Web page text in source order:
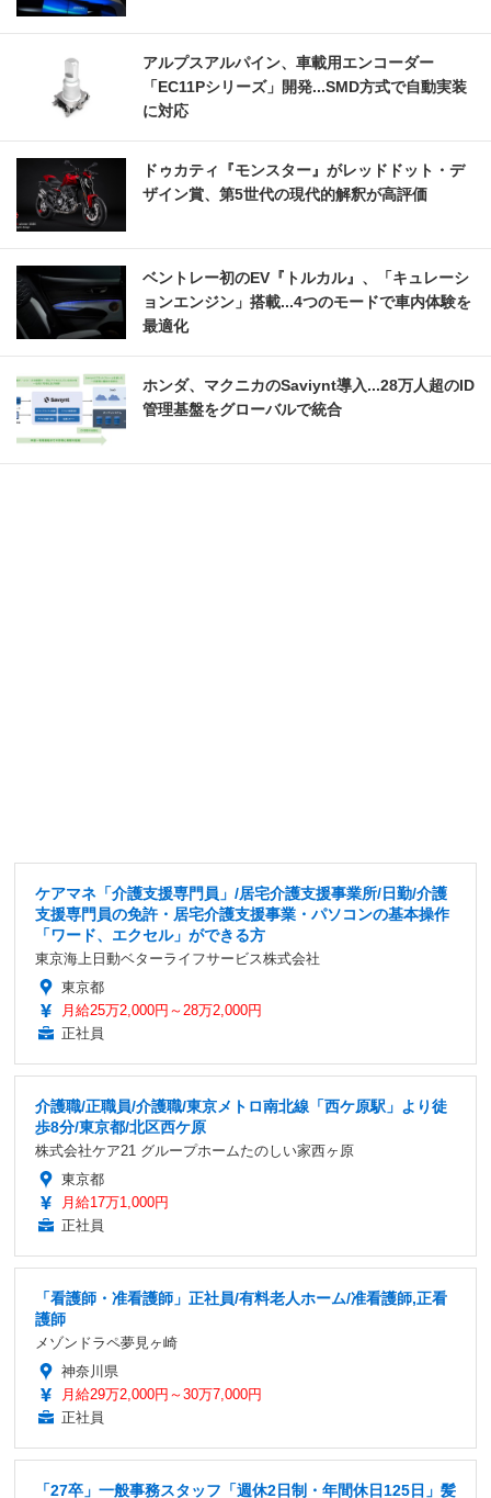
アルプスアルパイン、車載用エンコーダー
「EC11Pシリーズ」開発...SMD方式で自動実装
に対応
ドゥカティ『モンスター』がレッドドット・デ
ザイン賞、第5世代の現代的解釈が高評価
ベントレー初のEV『トルカル』、「キュレーシ
ョンエンジン」搭載...4つのモードで車内体験を
最適化
ホンダ、マクニカのSaviynt導入...28万人超のID
管理基盤をグローバルで統合
ケアマネ「介護支援専門員」/居宅介護支援事業所/日勤/介護
支援専門員の免許・居宅介護支援事業・パソコンの基本操作
「ワード、エクセル」ができる方
東京海上日動ベターライフサービス株式会社
東京都
月給25万2,000円～28万2,000円
正社員
介護職/正職員/介護職/東京メトロ南北線「西ケ原駅」より徒
歩8分/東京都/北区西ケ原
株式会社ケア21 グループホームたのしい家西ヶ原
東京都
月給17万1,000円
正社員
「看護師・准看護師」正社員/有料老人ホーム/准看護師,正看
護師
メゾンドラペ夢見ヶ崎
神奈川県
月給29万2,000円～30万7,000円
正社員
「27卒」一般事務スタッフ「週休2日制・年間休日125日」髪